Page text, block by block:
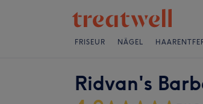
FRISEUR NÄGEL
Ridvan's